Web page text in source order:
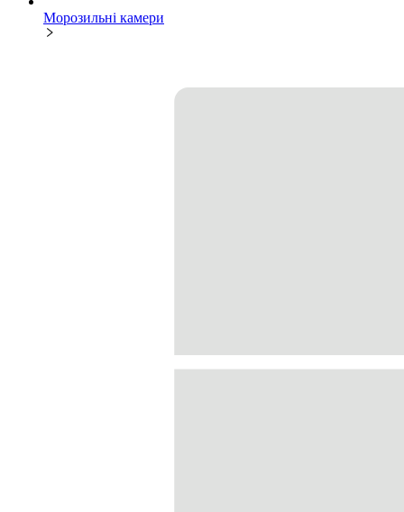
Морозильні камери